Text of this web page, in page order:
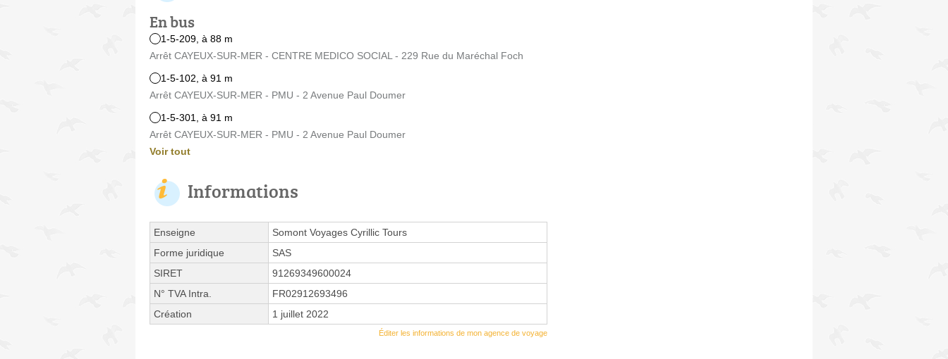
En bus
1-5-209, à 88 m
Arrêt CAYEUX-SUR-MER - CENTRE MEDICO SOCIAL - 229 Rue du Maréchal Foch
1-5-102, à 91 m
Arrêt CAYEUX-SUR-MER - PMU - 2 Avenue Paul Doumer
1-5-301, à 91 m
Arrêt CAYEUX-SUR-MER - PMU - 2 Avenue Paul Doumer
Voir tout
Informations
Enseigne
Somont Voyages Cyrillic Tours
Forme juridique
SAS
SIRET
91269349600024
N° TVA Intra.
FR02912693496
Création
1 juillet 2022
Éditer les informations de mon agence de voyage